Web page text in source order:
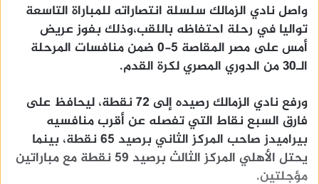
واصل نادي الزمالك سلسلة انتصاراته للمباراة التاسعة
تواليا في رحلة احتفاظه باللقب،وذلك بفوز عريض
أمس على مصر المقاصة 5-0 ضمن منافسات المرحلة
الـ30 من الدوري المصري لكرة القدم.
ورفع نادي الزمالك رصيده إلى 72 نقطة، ليحافظ على
فارق السبع نقاط التي تفصله عن أقرب منافسيه
بيراميدز صاحب المركز الثاني برصيد 65 نقطة، بينما
يحتل الأهلي المركز الثالث برصيد 59 نقطة مع مباراتين
مؤجلتين.